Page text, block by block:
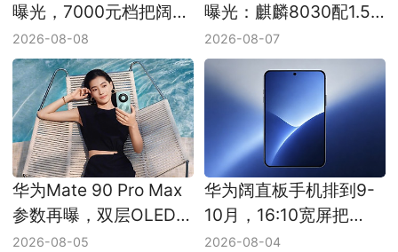
曝光，7000元档把阔屏
直板路线抬上高端位
2026-08-08
曝光：麒麟8030配1.5K
LCD和9000mAh级电池
2026-08-07
华为Mate 90 Pro Max
参数再曝，双层OLED和
麒麟9050 Pro先把旗舰
2026-08-05
华为阔直板手机排到9-
10月，16:10宽屏把
Pura X体验装进直板机
2026-08-04